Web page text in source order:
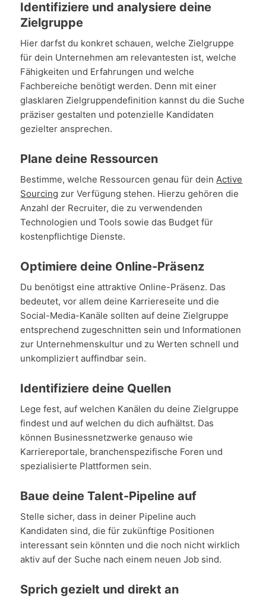
Identifiziere und analysiere deine
Zielgruppe
Hier darfst du konkret schauen, welche Zielgruppe
für dein Unternehmen am relevantesten ist, welche
Fähigkeiten und Erfahrungen und welche
Fachbereiche benötigt werden. Denn mit einer
glasklaren Zielgruppendefinition kannst du die Suche
präziser gestalten und potenzielle Kandidaten
gezielter ansprechen.
Plane deine Ressourcen
Bestimme, welche Ressourcen genau für dein Active
Sourcing zur Verfügung stehen. Hierzu gehören die
Anzahl der Recruiter, die zu verwendenden
Technologien und Tools sowie das Budget für
kostenpflichtige Dienste.
Optimiere deine Online-Präsenz
Du benötigst eine attraktive Online-Präsenz. Das
bedeutet, vor allem deine Karriereseite und die
Social-Media-Kanäle sollten auf deine Zielgruppe
entsprechend zugeschnitten sein und Informationen
zur Unternehmenskultur und zu Werten schnell und
unkompliziert auffindbar sein.
Identifiziere deine Quellen
Lege fest, auf welchen Kanälen du deine Zielgruppe
findest und auf welchen du dich aufhältst. Das
können Businessnetzwerke genauso wie
Karriereportale, branchenspezifische Foren und
spezialisierte Plattformen sein.
Baue deine Talent-Pipeline auf
Stelle sicher, dass in deiner Pipeline auch
Kandidaten sind, die für zukünftige Positionen
interessant sein könnten und die noch nicht wirklich
aktiv auf der Suche nach einem neuen Job sind.
Sprich gezielt und direkt an